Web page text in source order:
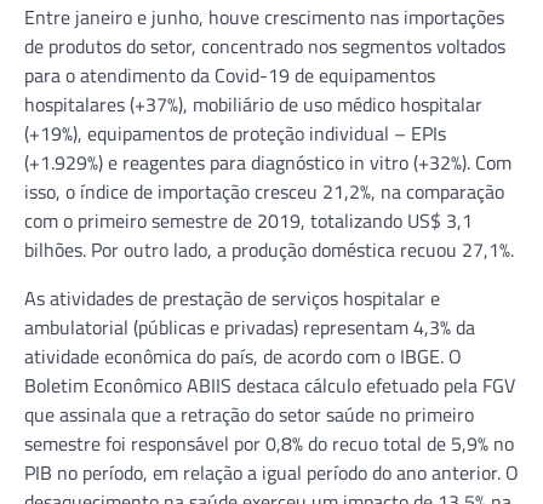
Entre janeiro e junho, houve crescimento nas importações
de produtos do setor, concentrado nos segmentos voltados
para o atendimento da Covid-19 de equipamentos
hospitalares (+37%), mobiliário de uso médico hospitalar
(+19%), equipamentos de proteção individual – EPIs
(+1.929%) e reagentes para diagnóstico in vitro (+32%). Com
isso, o índice de importação cresceu 21,2%, na comparação
com o primeiro semestre de 2019, totalizando US$ 3,1
bilhões. Por outro lado, a produção doméstica recuou 27,1%.
As atividades de prestação de serviços hospitalar e
ambulatorial (públicas e privadas) representam 4,3% da
atividade econômica do país, de acordo com o IBGE. O
Boletim Econômico ABIIS destaca cálculo efetuado pela FGV
que assinala que a retração do setor saúde no primeiro
semestre foi responsável por 0,8% do recuo total de 5,9% no
PIB no período, em relação a igual período do ano anterior. O